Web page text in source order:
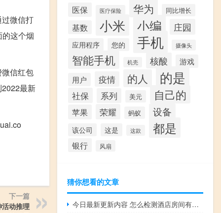
微信打
这个烟
信红包
最新
下一篇
动推理
医保 医疗保险 华为 同比增长
基数 小米 小编 庄园
应用程序 您的 手机 摄像头
智能手机 机壳 核酸
游戏
用户
疫情 的人 的是
社保 系列 美元 自己的
苹果 荣耀 蚂蚁 设备
该公司 这是 这款 都是
银行 风扇
猜你想看的文章
今日最新更新内容 怎么检测酒店房间有没有针孔摄像头针孔摄像头会隐藏在哪些地方